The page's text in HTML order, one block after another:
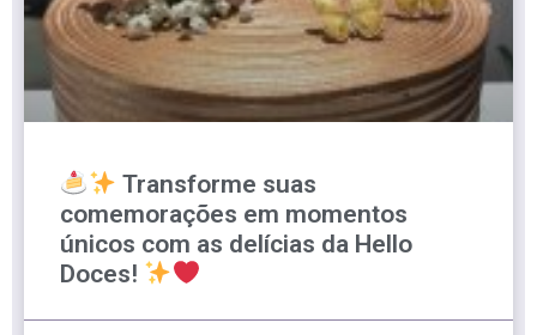
Transforme suas
comemorações em momentos
únicos com as delícias da Hello
Doces!